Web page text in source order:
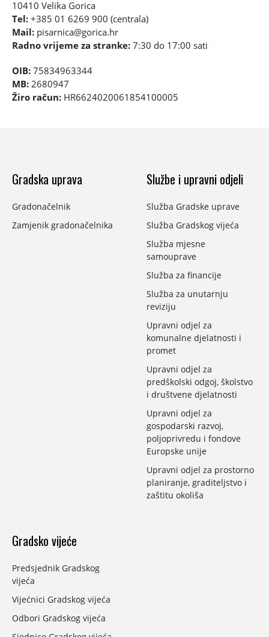
10410 Velika Gorica
Tel: +385 01 6269 900 (centrala)
Mail: pisarnica@gorica.hr
Radno vrijeme za stranke: 7:30 do 17:00 sati
OIB: 75834963344
MB: 2680947
Žiro račun: HR6624020061854100005
Gradska uprava
Gradonačelnik
Zamjenik gradonačelnika
Službe i upravni odjeli
Služba Gradske uprave
Služba Gradskog vijeća
Služba mjesne
samouprave
Služba za financije
Služba za unutarnju
reviziju
Upravni odjel za
komunalne djelatnosti i
promet
Upravni odjel za
predškolski odgoj, školstvo
i društvene djelatnosti
Upravni odjel za
gospodarski razvoj,
poljoprivredu i fondove
Europske unije
Upravni odjel za prostorno
planiranje, graditeljstvo i
zaštitu okoliša
Gradsko vijeće
Predsjednik Gradskog
vijeća
Vijećnici Gradskog vijeća
Odbori Gradskog vijeća